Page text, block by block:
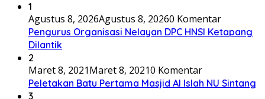
1
Agustus 8, 2026Agustus 8, 20260 Komentar
Pengurus Organisasi Nelayan DPC HNSI Ketapang
Dilantik
2
Maret 8, 2021Maret 8, 20210 Komentar
Peletakan Batu Pertama Masjid Al Islah NU Sintang
3